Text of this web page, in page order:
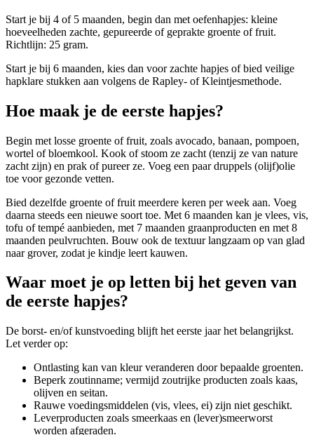
Start je bij 4 of 5 maanden, begin dan met oefenhapjes: kleine
hoeveelheden zachte, gepureerde of geprakte groente of fruit.
Richtlijn: 25 gram.
Start je bij 6 maanden, kies dan voor zachte hapjes of bied veilige
hapklare stukken aan volgens de Rapley- of Kleintjesmethode.
Hoe maak je de eerste hapjes?
Begin met losse groente of fruit, zoals avocado, banaan, pompoen,
wortel of bloemkool. Kook of stoom ze zacht (tenzij ze van nature
zacht zijn) en prak of pureer ze. Voeg een paar druppels (olijf)olie
toe voor gezonde vetten.
Bied dezelfde groente of fruit meerdere keren per week aan. Voeg
daarna steeds een nieuwe soort toe. Met 6 maanden kan je vlees, vis,
tofu of tempé aanbieden, met 7 maanden graanproducten en met 8
maanden peulvruchten. Bouw ook de textuur langzaam op van glad
naar grover, zodat je kindje leert kauwen.
Waar moet je op letten bij het geven van
de eerste hapjes?
De borst- en/of kunstvoeding blijft het eerste jaar het belangrijkst.
Let verder op:
Ontlasting kan van kleur veranderen door bepaalde groenten.
Beperk zoutinname; vermijd zoutrijke producten zoals kaas,
olijven en seitan.
Rauwe voedingsmiddelen (vis, vlees, ei) zijn niet geschikt.
Leverproducten zoals smeerkaas en (lever)smeerworst
worden afgeraden.